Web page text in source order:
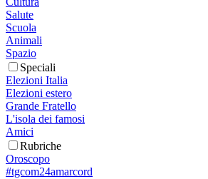
Salute
Scuola
Animali
Spazio
Speciali
Elezioni Italia
Elezioni estero
Grande Fratello
L'isola dei famosi
Amici
Rubriche
Oroscopo
#tgcom24amarcord